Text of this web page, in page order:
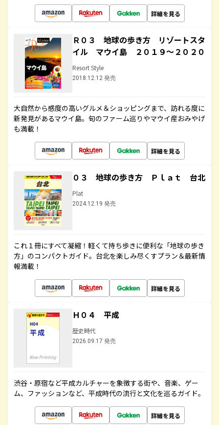
詳細を見る
Ｒ０３ 地球の歩き方 リゾートスタ
イル マウイ島 ２０１９～２０２０
Resort Style
2018.12.12 発売
大自然から感度の高いグルメ＆ショッピングまで、訪れる度に
新発見があるマウイ島。旬のファーム巡りやマウイ産おみやげ
も満載！
詳細を見る
０３ 地球の歩き方 Ｐｌａｔ 台北
Plat
2024.12.19 発売
これ１冊にすべて凝縮！軽くて持ち歩きに便利な「地球の歩き
方」のコンパクトガイド。台北を楽しみ尽くすプラン＆最新情
報満載！
詳細を見る
Ｈ０４ 平成
歴史時代
2026.09.17 発売
渋谷・原宿など平成カルチャーを象徴する街や、音楽、ゲー
ム、ファッションなど、平成時代の流行と文化を巡るガイド。
詳細を見る